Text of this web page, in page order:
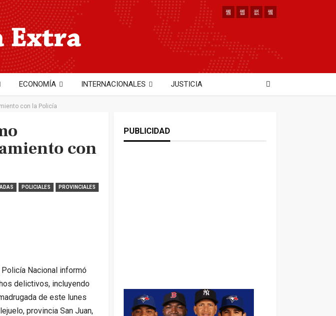
ECONOMÍA INTERNACIONALES JUSTICIA
con la Policía
con
POLICIALES PROVINCIALES
Policía Nacional informó
delictivos, incluyendo
de este lunes
provincia San Juan,
PUBLICIDAD